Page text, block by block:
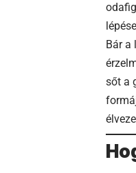
Bár a
sőt a